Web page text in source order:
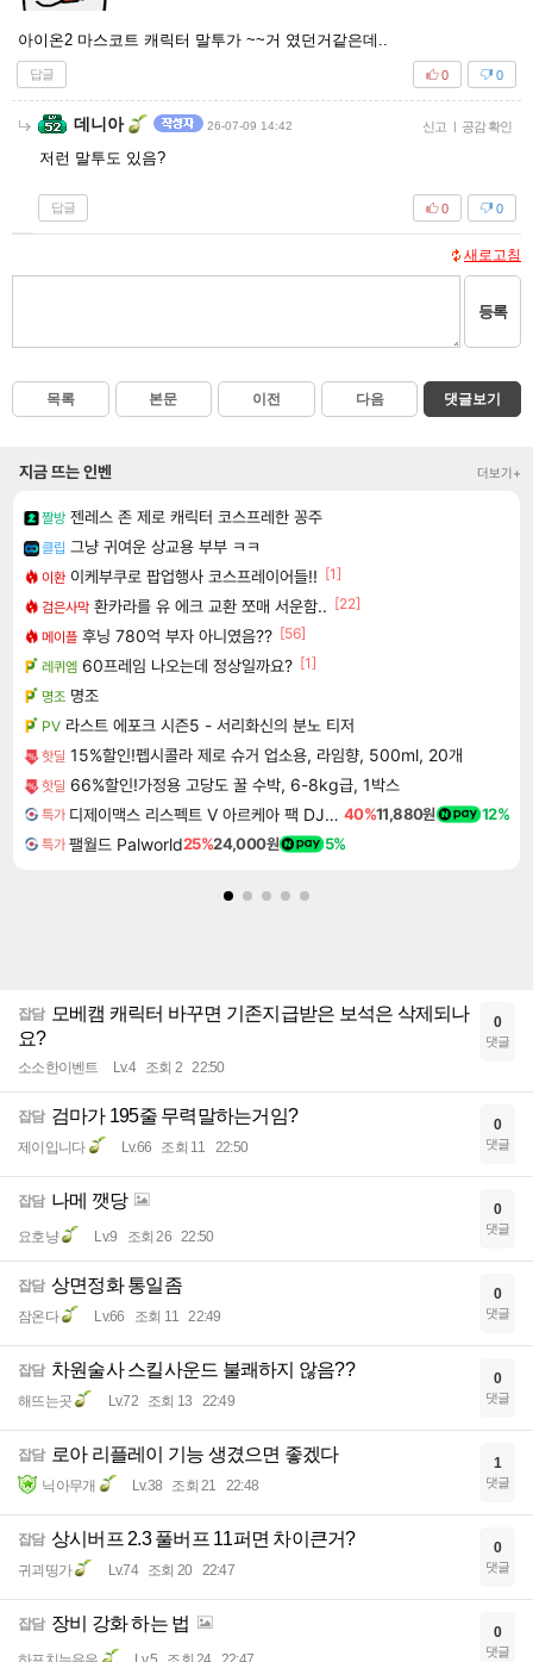
아이온2 마스코트 캐릭터 말투가 ~~거 였던거같은데..
답글 0
0
데니아 26-07-09 14:42 신고 | 공감 확인
저런 말투도 있음?
답글 0
0
새로고침
등록
목록 본문 이전 다음 댓글보기
지금 뜨는 인벤 더보기+
짤방 젠레스 존 제로 캐릭터 코스프레한 꽁주
클립 그냥 귀여운 상교용 부부 ㅋㅋ
이환 이케부쿠로 팝업행사 코스프레이어들!! [1]
검은사막 환카라를 유 에크 교환 쪼매 서운함.. [22]
메이플 후닝 780억 부자 아니였음?? [56]
레퀴엠 60프레임 나오는데 정상일까요? [1]
명조 명조
PV 라스트 에포크 시즌5 - 서리화신의 분노 티저
핫딜 15%할인!펩시콜라 제로 슈거 업소용, 라임향, 500ml, 20개
핫딜 66%할인!가정용 고당도 꿀 수박, 6-8kg급, 1박스
특가 디제이맥스 리스펙트 V 아르케아 팩 DJMAX RESPECT V Arcaea Pack DLC 40%11,880원 12%
특가 팰월드 Palworld25%24,000원 5%
잡담
모베캠 캐릭터 바꾸면 기존지급받은 보석은 삭제되나
요?
소소한이벤트 Lv.4 조회 2 22:50
0
댓글
잡담 검마가 195줄 무력말하는거임?
제이입니다 Lv.66 조회 11 22:50
0
댓글
잡담 나메 깻당
요호냥 Lv.9 조회 26 22:50
0
댓글
잡담 상면정화 통일좀
잠온다 Lv.66 조회 11 22:49
0
댓글
잡담 차원술사 스킬사운드 불쾌하지 않음??
해뜨는곳 Lv.72 조회 13 22:49
0
댓글
잡담 로아 리플레이 기능 생겼으면 좋겠다
닉아무개 Lv.38 조회 21 22:48
1
댓글
잡담 상시버프 2.3 풀버프 11퍼면 차이큰거?
귀괴띵가 Lv.74 조회 20 22:47
0
댓글
잡담 장비 강화 하는 법 0
댓글